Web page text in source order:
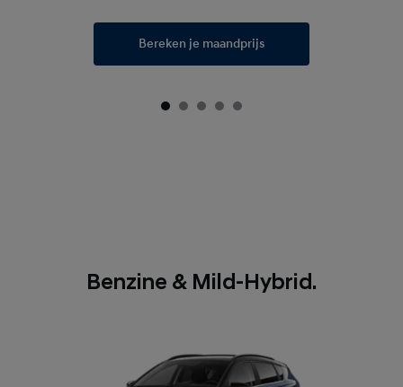
Bereken je maandprijs
Benzine & Mild-Hybrid.